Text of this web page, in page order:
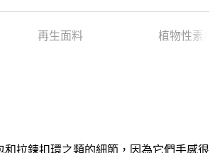
再生面料 植物性素材
和拉鍊扣環之類的細節，因為它們手感很